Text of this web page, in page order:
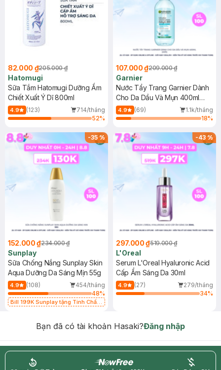
82.000 ₫205.000 ₫
Hatomugi
Sữa Tắm Hatomugi Dưỡng Ẩm
Chiết Xuất Ý Dĩ 800ml
4.9 (123)
714/tháng
52%
107.000 ₫209.000 ₫
Garnier
Nước Tẩy Trang Garnier Dành
Cho Da Dầu Và Mụn 400ml
(Mới)
4.9 (69)
1.1k/tháng
18%
-35%
152.000 ₫234.000 ₫
Sunplay
Sữa Chống Nắng Sunplay Skin
Aqua Dưỡng Da Sáng Mịn 55g
4.9 (108)
454/tháng
48%
Bill 199K Sunplay tặng Tinh Chất
-43%
297.000 ₫519.000 ₫
L'Oreal
Serum L'Oreal Hyaluronic Acid
Cấp Ẩm Sáng Da 30ml
4.9 (27)
279/tháng
34%
Bạn đã có tài khoản Hasaki?Đăng nhập